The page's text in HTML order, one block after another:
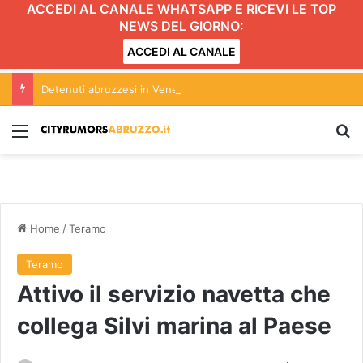
ACCEDI AL CANALE WHATSAPP E RICEVI LE TOP
NEWS DEL GIORNO:
ACCEDI AL CANALE
Menu
Home /Teramo
Teramo
Attivo il servizio navetta che
collega Silvi marina al Paese